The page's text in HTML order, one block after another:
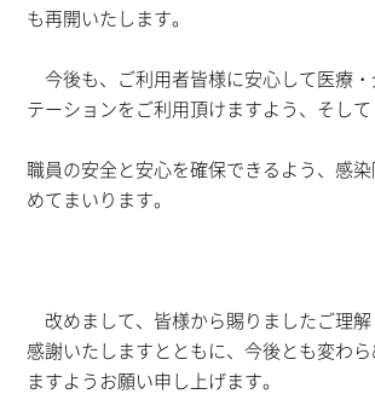
も再開いたします。
今後も、ご利用者皆様に安心して医療・
テーションをご利用頂けますよう、そして
職員の安全と安心を確保できるよう、感
めてまいります。
改めまして、皆様から賜りましたご理解
感謝いたしますとともに、今後とも変わ
ますようお願い申し上げます。